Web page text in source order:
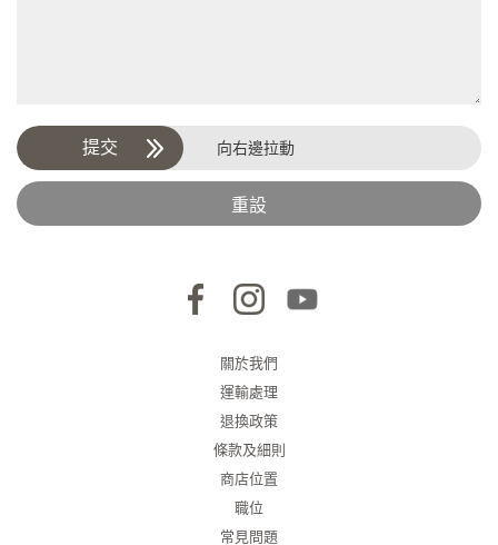
提交 向右邊拉動
重設
關於我們
運輸處理
退換政策
條款及細則
商店位置
職位
常見問題